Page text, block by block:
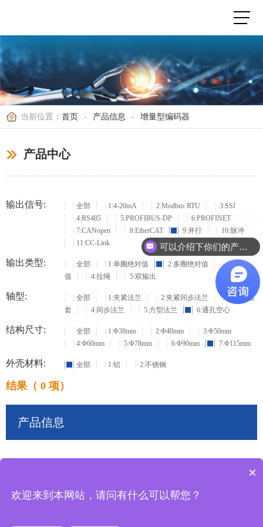
当前位置： 首页 - 产品信息 - 增量型编码器
产品中心
输出信号: 全部 1:4-20mA 2:Modbus RTU
3:SSI
4:RS485
5:PROFIBUS-DP
6:PROFINET
7:CANopen
8:EtherCAT 9:并行
10:脉冲
11:CC-Link
输出类型: 全部 1:单圈绝对值 2:多圈绝对值
3:增量
值
4:拉绳 5:双输出
轴型: 全部 1:夹紧法兰 2:夹紧同步法兰
3:盲孔轴
套
4:同步法兰 5:方型法兰 6:通孔空心
结构尺寸: 全部 1:Φ38mm 2:Φ40mm
3:Φ50mm
4:Φ60mm
5:Φ78mm 6:Φ90mm 7:Φ115mm
外壳材料: 全部 1:铝 2:不锈钢
结果（ 0 项）
产品信息
可以介绍下你们的产品么？
现在有优惠活动么？
×
欢迎来到本网站，请问有什么可以帮您？